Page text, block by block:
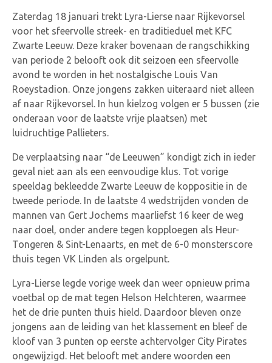
Zaterdag 18 januari trekt Lyra-Lierse naar Rijkevorsel
voor het sfeervolle streek- en traditieduel met KFC
Zwarte Leeuw. Deze kraker bovenaan de rangschikking
van periode 2 belooft ook dit seizoen een sfeervolle
avond te worden in het nostalgische Louis Van
Roeystadion. Onze jongens zakken uiteraard niet alleen
af naar Rijkevorsel. In hun kielzog volgen er 5 bussen (zie
onderaan voor de laatste vrije plaatsen) met
luidruchtige Pallieters.
De verplaatsing naar “de Leeuwen” kondigt zich in ieder
geval niet aan als een eenvoudige klus. Tot vorige
speeldag bekleedde Zwarte Leeuw de koppositie in de
tweede periode. In de laatste 4 wedstrijden vonden de
mannen van Gert Jochems maarliefst 16 keer de weg
naar doel, onder andere tegen kopploegen als Heur-
Tongeren & Sint-Lenaarts, en met de 6-0 monsterscore
thuis tegen VK Linden als orgelpunt.
Lyra-Lierse legde vorige week dan weer opnieuw prima
voetbal op de mat tegen Helson Helchteren, waarmee
het de drie punten thuis hield. Daardoor bleven onze
jongens aan de leiding van het klassement en bleef de
kloof van 3 punten op eerste achtervolger City Pirates
ongewijzigd. Het belooft met andere woorden een